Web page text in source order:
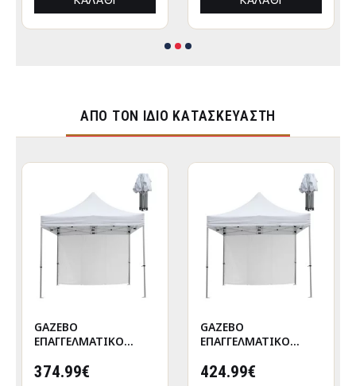
ΑΠΌ ΤΟΝ ΊΔΙΟ ΚΑΤΑΣΚΕΥΑΣΤΉ
GAZEBO
ΕΠΑΓΓΕΛΜΑΤΙΚΟ
CRESSEN HM21097
374.99€
GAZEBO
ΕΠΑΓΓΕΛΜΑΤΙΚΟ
CRESSEN HM21097.01
424.99€